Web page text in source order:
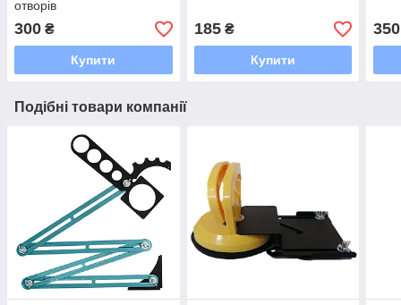
отворів
300 ₴
Купити
185₴
Купити
350
Подібні товари компанії